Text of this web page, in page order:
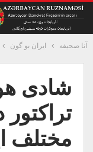
آنا صحیفه ایران بو گون
شادی
مختلف